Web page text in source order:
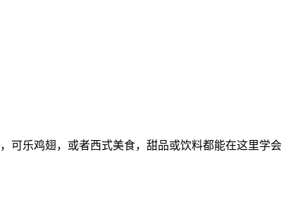
可乐鸡翅，或者西式美食，甜品或饮料都能在这里学会